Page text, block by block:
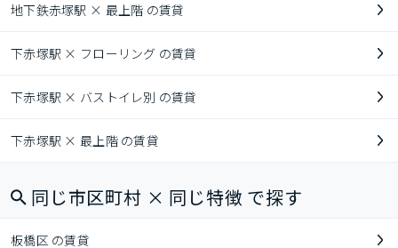
地下鉄赤塚駅 × 最上階 の賃貸
下赤塚駅 × フローリング の賃貸
下赤塚駅 × バストイレ別 の賃貸
下赤塚駅 × 最上階 の賃貸
同じ市区町村 × 同じ特徴 で探す
板橋区 の賃貸